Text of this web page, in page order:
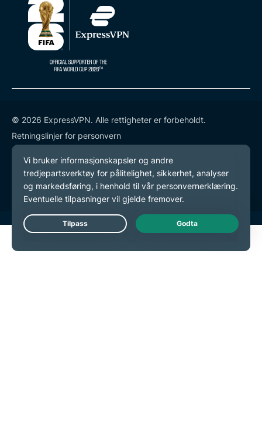
© 2026 ExpressVPN. Alle rettigheter er forbeholdt.
Retningslinjer for personvern
Tjenestevilkår
endre preferansene dine
Live Chat